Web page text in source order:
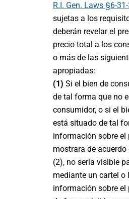
R.I. Gen. Laws §6-
sujetas a los
deberán revelar el
precio total a los
o más de las
apropiadas:
(1) Si el bien de
de tal forma que no
consumidor, o si el
está situado de tal
información sobre el
mostrara de
(2), no sería visible
mediante un cartel o
información sobre el